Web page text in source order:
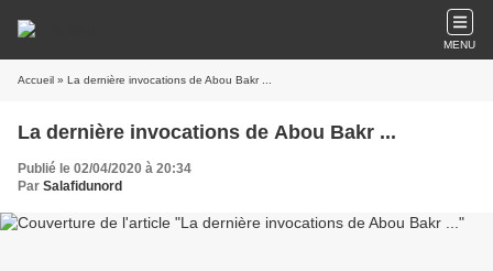
MENU
Accueil » La dernière invocations de Abou Bakr ...
La dernière invocations de Abou Bakr ...
Publié le 02/04/2020 à 20:34
Par Salafidunord